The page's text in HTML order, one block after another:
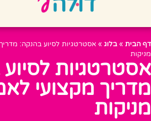
דף הבית » בלוג » אסטרטגיות לסיוע בהנקה:
מניקות
אסטרטגיות
מדריך מקצועי
מניקות